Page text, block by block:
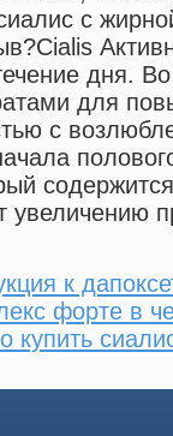
с
дня.
для
с
увеличению
к
форте в
купить